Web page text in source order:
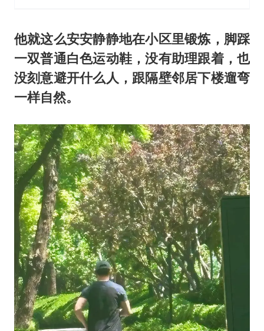
他就这么安安静静地在小区里锻炼，脚踩
一双普通白色运动鞋，没有助理跟着，也
没刻意避开什么人，跟隔壁邻居下楼遛弯
一样自然。